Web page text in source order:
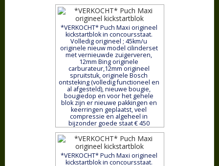
*VERKOCHT* Puch Maxi origineel
kickstartblok in concoursstaat.
Volledig origineel ; 45km/u
originele nieuw model cilinderset
met vernieuwde zuigerveren,
12mm Bing originele
carburateur,12mm origineel
spruitstuk, originele Bosch
ontsteking (volledig functioneel en
al afgesteld), nieuwe bougie,
bougiedop en voor het gehele
blok zijn er nieuwe pakkingen en
keerringen geplaatst, veel
compressie en algeheel in
bijzonder goede staat € 450
*VERKOCHT* Puch Maxi origineel
kickstartblok in concoursstaat.